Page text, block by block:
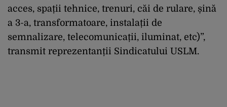
acces, spații tehnice, trenuri, căi de rulare, șină
a 3-a, transformatoare, instalații de
semnalizare, telecomunicații, iluminat, etc)”,
transmit reprezentanții Sindicatului USLM.